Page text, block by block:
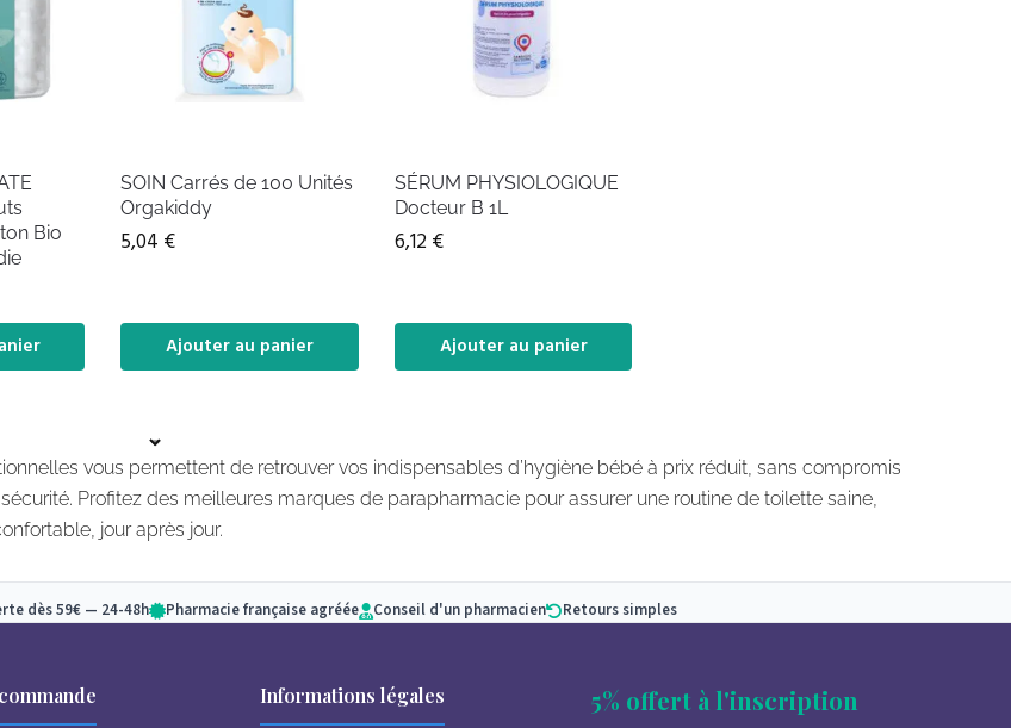
Bio
SOIN Carrés de 100 Unités
Orgakiddy
5,04 €
Ajouter au panier
SÉRUM PHYSIOLOGIQUE
Docteur B 1L
6,12 €
Ajouter au panier
vous permettent de retrouver vos indispensables d’hygiène bébé à prix réduit, sans compromis
Profitez des meilleures marques de parapharmacie pour assurer une routine de toilette saine,
jour après jour.
dès 59€ — 24-48h Pharmacie française agréée Conseil d'un pharmacien Retours simples
Informations légales 5% offert à l'inscription